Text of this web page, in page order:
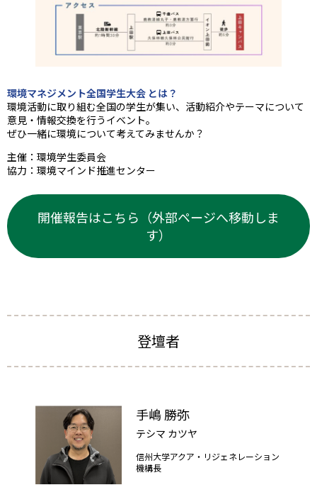
環境マネジメント全国学生大会 とは？
環境活動に取り組む全国の学生が集い、活動紹介やテーマについて
意見・情報交換を行うイベント。
ぜひ一緒に環境について考えてみませんか？
主催：環境学生委員会
協力：環境マインド推進センター
開催報告はこちら（外部ページへ移動しま
す）
登壇者
手嶋 勝弥
テシマ カツヤ
信州大学アクア・リジェネレーション
機構長